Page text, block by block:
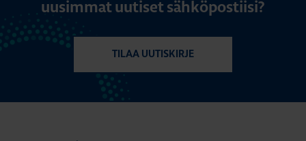
uusimmat uutiset sähköpostiisi?
TILAA UUTISKIRJE